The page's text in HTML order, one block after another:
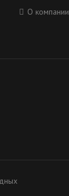
О компании